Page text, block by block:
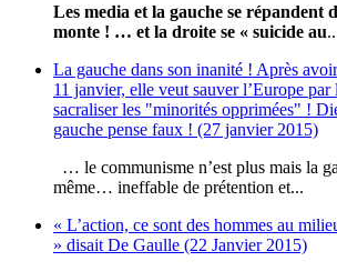
Les media et la gauche se répandent
monte ! … et la droite se « suicide au
La gauche dans son inanité ! Après
11 janvier, elle veut sauver l’Europe
sacraliser les "minorités opprimées" !
gauche pense faux ! (27 janvier 2015)
… le communisme n’est plus mais la
même… ineffable de prétention et...
« L’action, ce sont des hommes au
» disait De Gaulle (22 Janvier 2015)